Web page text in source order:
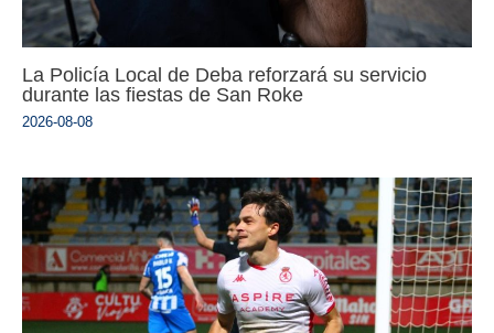
La Policía Local de Deba reforzará su servicio
durante las fiestas de San Roke
2026-08-08